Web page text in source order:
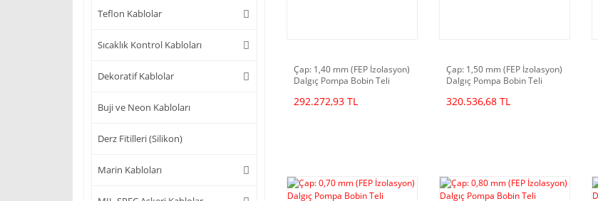
Teflon Kablolar
Sıcaklık Kontrol Kabloları
Dekoratif Kablolar
Buji ve Neon Kabloları
Derz Fitilleri (Silikon)
Marin Kabloları
Çap: 1,40 mm (FEP İzolasyon)
Dalgıç Pompa Bobin Teli
292.272,93 TL
Çap: 1,50 mm (FEP İzolasyon)
Dalgıç Pompa Bobin Teli
320.536,68 TL